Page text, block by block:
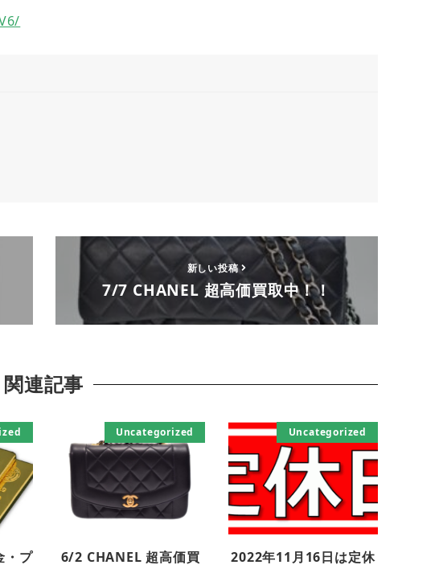
新しい投稿
7/7 CHANEL 超高価買取中！！
関連記事
プ
Uncategorized
6/2 CHANEL 超高価買
Uncategorized
2022年11月16日は定休